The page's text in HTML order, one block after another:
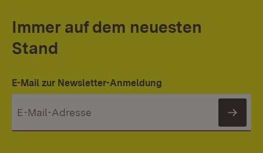
Immer auf dem neuesten
Stand
E-Mail zur Newsletter-Anmeldung